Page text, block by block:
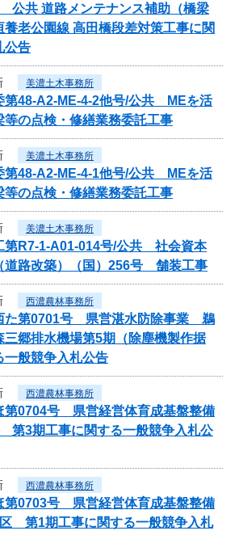
公共 道路メンテナンス補助（橋梁
老公園線 高田橋段差対策工事に関
公告
美濃土木事務所
第48-A2-ME-4-2他号/公共 MEを活
等の点検・修繕業務委託工事
美濃土木事務所
第48-A2-ME-4-1他号/公共 MEを活
等の点検・修繕業務委託工事
美濃土木事務所
第R7-1-A01-014号/公共 社会資本
道路改築）（国）256号 舗装工事
西濃農林事務所
た第0701号 県営湛水防除事業 鵜
郷排水機場第5期（除塵機製作据
一般競争入札公告
西濃農林事務所
第0704号 県営経営体育成基盤整備
3期工事に関する一般競争入札公
西濃農林事務所
第0703号 県営経営体育成基盤整備
第1期工事に関する一般競争入札